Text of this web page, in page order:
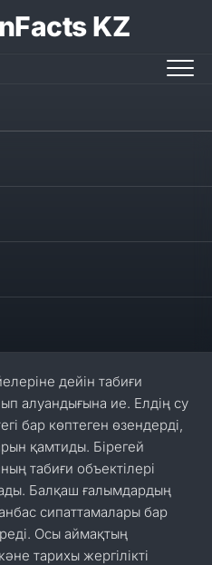
KZ
мәліметтер
дейін табиғи
алуандығына ие. Елдің су
бар көптеген өзендерді,
қамтиды. Бірегей
табиғи объектілері
Балқаш ғалымдардың
сипаттамалары бар
Осы аймақтың
тарихы жергілікті